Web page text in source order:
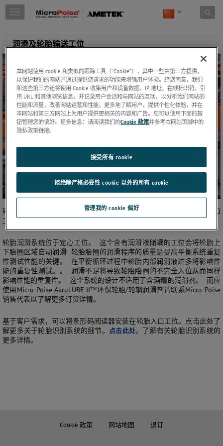
Skip to content
T
o
g
l
n
a
v
g
a
o
润滑及轮胎输送工位
轮胎入口和定中工位的传送带负责将所有传送带送来的轮胎传送到入口
工位和检测工位。
轮胎润滑系统位于定心工位。 这个含有润滑液储罐的工位会将轮胎上
下胎圈区域自动润滑 轮胎胎圈的润滑程序的质量是提高平衡系统重复
性测试性能的关键。 在平衡循环过程中轮胎内部润滑液过多将影响性
能的重复性测试。。 润滑不足将导致轮胎胎圈的不完全入位从而同样
影响性能的重复性。 这个系统的设计不适用于含酒精的润滑剂。 而应
使用Micro-Poise AkroLUBE II™环保轮胎/轮辋润滑剂请联系Micro-Poise
销售代表以了解更多订货详情。
基于客户需求，可以将条形码阅读器安装在轮胎入口工位。点击此处了
解更多关于轮胎识别系统的细节。 点击此处，了解有关轮胎识别系统的
更多详情。
Cookie 政策 网站地图 退订
本网站使用 cookie 和类似的跟踪工具（“Cookie”），其中一些由第三方提供，
以保护我们的网站并通过提供您请求的功能来增强用户体验。经您同意，我们
和这些第三方还将使用 Cookie 收集用户和设备数据、IP 地址、在线标识符、引
用 URL 和其他浏览信息，并记录用户会话和与网站的互动，以分析我们网站的
性能和流量，改善网站运营和性能，更多地了解用户，提供个性化体验，并在
本网站和第三方网站上为用户提供更相关的内容和广告。您可以使用下面的按
钮管理您的偏好。更多信息：请阅读我们的Cookie 政策并参考本网站页脚中的
隐私政策链接。
管理我的 cookie 偏好
拒绝除严格必要性 cookie 以外的所有 cookie
接受所有 cookie